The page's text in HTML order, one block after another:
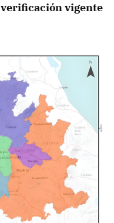
verificación vigente